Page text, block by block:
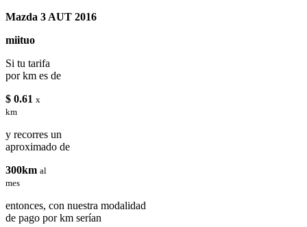
Mazda 3 AUT 2016
miituo
Si tu tarifa
por km es de
$ 0.61 x
km
y recorres un
aproximado de
300km al
mes
entonces, con nuestra modalidad
de pago por km serían